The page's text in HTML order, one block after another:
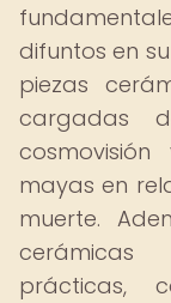
difuntos en
piezas
cargadas
mayas en
muerte.
cerámicas
prácticas,